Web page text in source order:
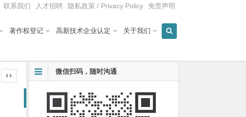
联系我们 人才招聘 隐私政策 / Privacy Policy 免责声明
著作权登记 高新技术企业认定 关于我们
微信扫码，随时沟通